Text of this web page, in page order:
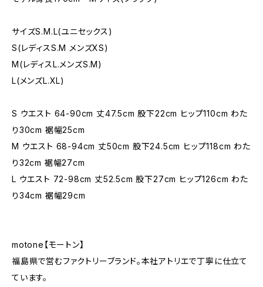
サイズS.M.L(ユニセックス)
S(レディスS.M メンズXS)
M(レディスL.メンズS.M)
L(メンズL.XL)
S ウエスト 64-90cm 丈47.5cm 股下22cm ヒップ110cm わた
り30cm 裾幅25cm
M ウエスト 68-94cm 丈50cm 股下24.5cm ヒップ118cm わた
り32cm 裾幅27cm
L ウエスト 72-98cm 丈52.5cm 股下27cm ヒップ126cm わた
り34cm 裾幅29cm
motone【モートン】
福島県で営むファクトリーブランド。本社アトリエで丁寧に仕立て
ています。